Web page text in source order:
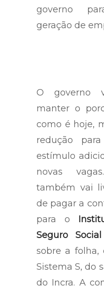
governo
geração de
O governo
manter o
como é hoje,
redução
estímulo
novas
também vai
de pagar a
para o
Seguro Social
sobre a folha,
Sistema S, do
do Incra. A